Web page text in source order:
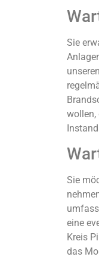
Sie
wollen,
Sie
eine
Kreis
das